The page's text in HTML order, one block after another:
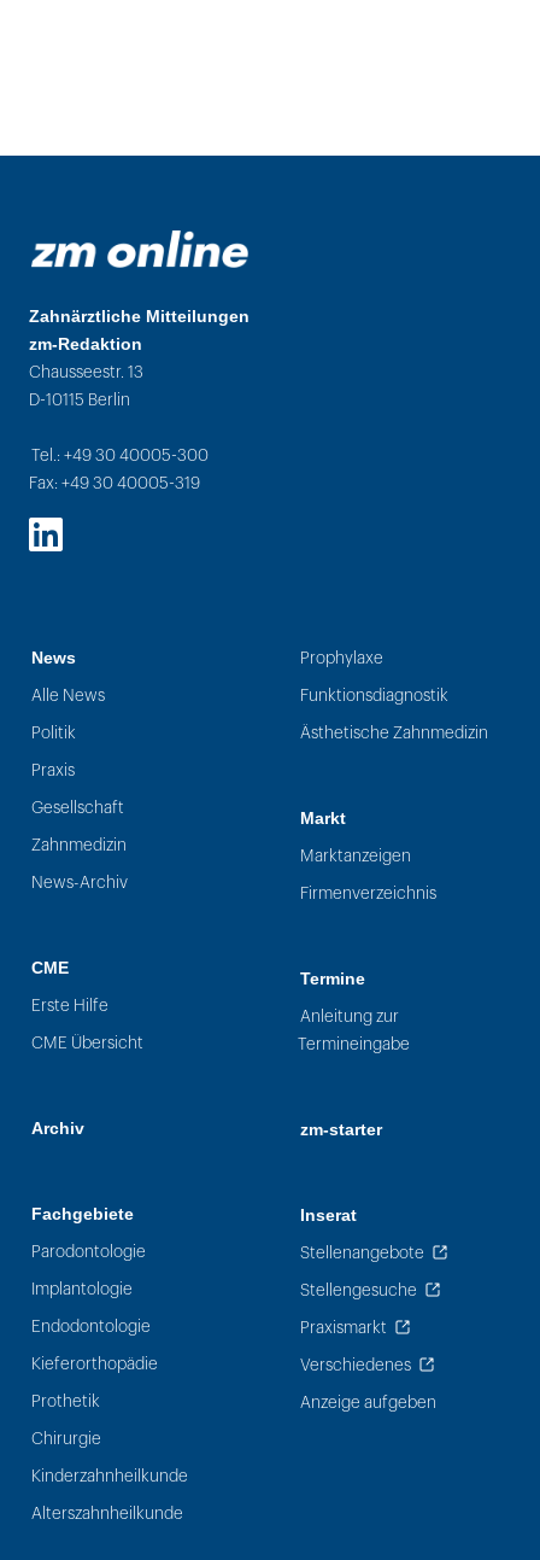
Zahnärztliche Mitteilungen
zm-Redaktion
Chausseestr. 13
D-10115 Berlin
Tel.: +49 30 40005-300
Fax: +49 30 40005-319
LinkedIn
News
Alle News
Politik
Praxis
Gesellschaft
Zahnmedizin
News-Archiv
CME
Erste Hilfe
CME Übersicht
Archiv
Fachgebiete
Parodontologie
Implantologie
Endodontologie
Kieferorthopädie
Prothetik
Chirurgie
Kinderzahnheilkunde
Alterszahnheilkunde
Prophylaxe
Funktionsdiagnostik
Ästhetische Zahnmedizin
Markt
Marktanzeigen
Firmenverzeichnis
Termine
Anleitung zur
Termineingabe
zm-starter
Inserat
Stellenangebote
Stellengesuche
Praxismarkt
Verschiedenes
Anzeige aufgeben